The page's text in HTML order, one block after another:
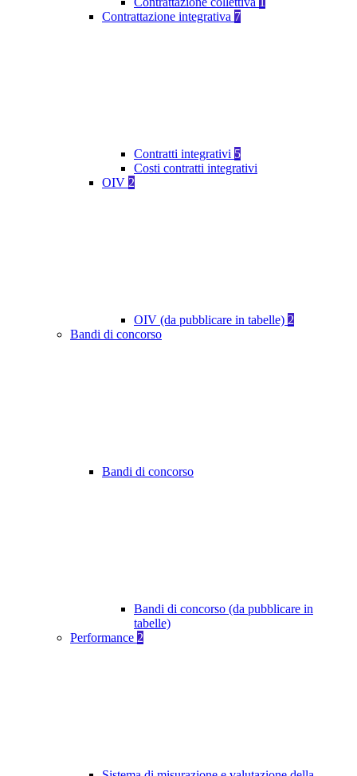
Contrattazione integrativa 7
Contratti integrativi 5
Costi contratti integrativi
OIV 2
OIV (da pubblicare in tabelle) 2
Bandi di concorso
Bandi di concorso
Bandi di concorso (da pubblicare in
tabelle)
Performance 2